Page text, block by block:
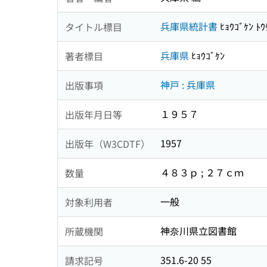
タイトル標目 兵庫県統計書 ﾋｮｳｺﾞｹﾝ ﾄ
著者標目 兵庫県 ﾋｮｳｺﾞｹﾝ
出版事項 神戸 : 兵庫県
出版年月日等 １９５７
出版年（W3CDTF） 1957
数量 ４８３ｐ ; ２７ｃｍ
対象利用者 一般
所蔵機関 神奈川県立図書館
請求記号 351.6-20 55